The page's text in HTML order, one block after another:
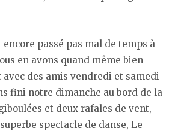
encore passé pas mal de temps à
en avons quand même bien
des amis vendredi et samedi
fini notre dimanche au bord de la
et deux rafales de vent,
spectacle de danse, Le